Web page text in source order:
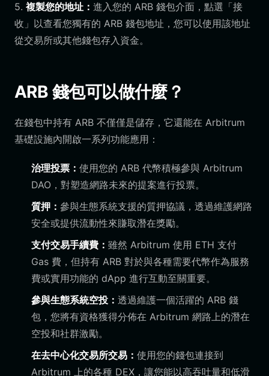
5. 複製您的地址： 進入您的 ARB 錢包介面，點選「接
收」以查看您獨有的 ARB 錢包地址，您可以使用該地址
從交易所或其他錢包存入資金。
ARB 錢包可以做什麼？
在錢包中持有 ARB 不僅僅是儲存，它還能在 Arbitrum
基礎設施內開啟一系列功能應用：
治理投票： 使用您的 ARB 代幣積極參與 Arbitrum
DAO，對塑造網路未來的提案進行投票。
質押： 參與生態系統支援的質押協議，透過維護網路
安全或提供流動性來賺取潛在獎勵。
支付交易手續費： 雖然 Arbitrum 使用 ETH 支付
Gas 費，但持有 ARB 對於與各種需要代幣作為服務
費或實用功能的 dApp 進行互動至關重要。
參與生態系統空投： 透過維護一個活躍的 ARB 錢
包，您將有資格獲得分佈在 Arbitrum 網路上的潛在
空投和社群激勵。
在去中心化交易所交易： 使用您的錢包連接到
Arbitrum 上的各種 DEX，讓您能以高吞吐量和低滑